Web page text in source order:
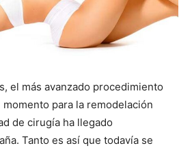
el más avanzado procedimiento
para la remodelación
de cirugía ha llegado
Tanto es así que todavía se